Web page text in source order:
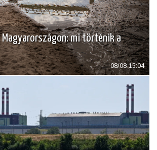
Magyarországon: mi történik a
08/08 15:04